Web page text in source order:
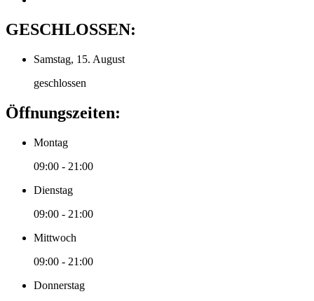
GESCHLOSSEN:
Samstag, 15. August
geschlossen
Öffnungszeiten:
Montag
09:00 - 21:00
Dienstag
09:00 - 21:00
Mittwoch
09:00 - 21:00
Donnerstag